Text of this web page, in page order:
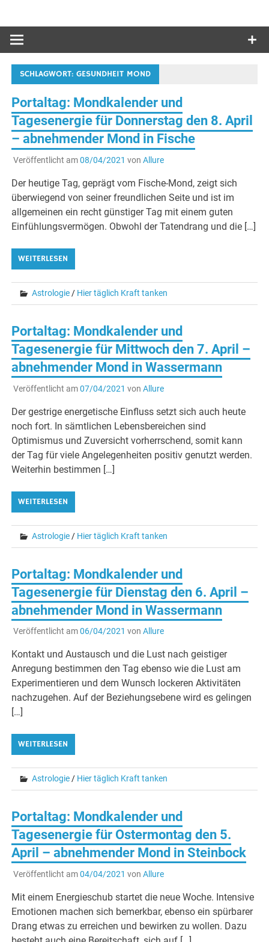
SCHLAGWORT:GESUNDHEIT MOND
Portaltag: Mondkalender und
Tagesenergie für Donnerstag den 8. April
– abnehmender Mond in Fische
Veröffentlicht am08/04/2021 von Allure
Der heutige Tag, geprägt vom Fische-Mond, zeigt sich
überwiegend von seiner freundlichen Seite und ist im
allgemeinen ein recht günstiger Tag mit einem guten
Einfühlungsvermögen. Obwohl der Tatendrang und die […]
WEITERLESEN
Astrologie/ Hier täglich Kraft tanken
Portaltag: Mondkalender und
Tagesenergie für Mittwoch den 7. April –
abnehmender Mond in Wassermann
Veröffentlicht am07/04/2021 von Allure
Der gestrige energetische Einfluss setzt sich auch heute
noch fort. In sämtlichen Lebensbereichen sind
Optimismus und Zuversicht vorherrschend, somit kann
der Tag für viele Angelegenheiten positiv genutzt werden.
Weiterhin bestimmen […]
WEITERLESEN
Astrologie / Hier täglich Kraft tanken
Portaltag: Mondkalender und
Tagesenergie für Dienstag den 6. April –
abnehmender Mond in Wassermann
Veröffentlicht am06/04/2021 von Allure
Kontakt und Austausch und die Lust nach geistiger
Anregung bestimmen den Tag ebenso wie die Lust am
Experimentieren und dem Wunsch lockeren Aktivitäten
nachzugehen. Auf der Beziehungsebene wird es gelingen
[…]
WEITERLESEN
Astrologie/ Hier täglich Kraft tanken
Portaltag: Mondkalender und
Tagesenergie für Ostermontag den 5.
April – abnehmender Mond in Steinbock
Veröffentlicht am04/04/2021 von Allure
Mit einem Energieschub startet die neue Woche. Intensive
Emotionen machen sich bemerkbar, ebenso ein spürbarer
Drang etwas zu erreichen und bewirken zu wollen. Dazu